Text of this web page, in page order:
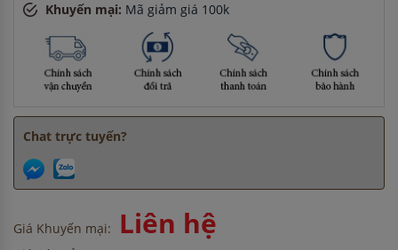
Khuyến mại: Mã giảm giá 100k
Chat trực tuyến?
Giá Khuyến mại: Liên hệ